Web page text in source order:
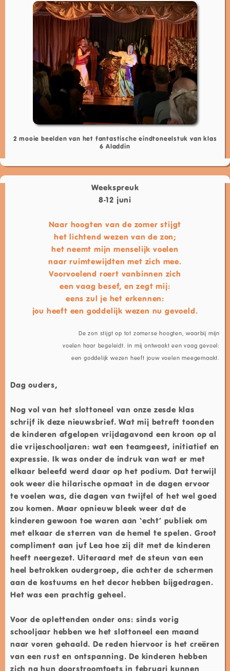
2 mooie beelden van het fantastische eindtoneelstuk van klas
6 Aladdin
Weekspreuk
8-12 juni
Naar hoogten van de zomer stijgt
het lichtend wezen van de zon;
het neemt mijn menselijk voelen
naar ruimtewijdten met zich mee.
Voorvoelend roert vanbinnen zich
een vaag besef, en zegt mij:
eens zul je het erkennen:
jou heeft een goddelijk wezen nu gevoeld.
De zon stijgt op tot zomerse hoogten, waarbij mijn
voelen haar begeleidt. In mij ontwaakt een vaag gevoel:
een goddelijk wezen heeft jouw voelen meegemaakt.
Dag ouders,
Nog vol van het slottoneel van onze zesde klas
schrijf ik deze nieuwsbrief. Wat mij betreft toonden
de kinderen afgelopen vrijdagavond een kroon op al
die vrijeschooljaren: wat een teamgeest, initiatief en
expressie. Ik was onder de indruk van wat er met
elkaar beleefd werd daar op het podium. Dat terwijl
ook weer die hilarische opmaat in de dagen ervoor
te voelen was, die dagen van twijfel of het wel goed
zou komen. Maar opnieuw bleek weer dat de
kinderen gewoon toe waren aan ‘echt’ publiek om
met elkaar de sterren van de hemel te spelen. Groot
compliment aan juf Lea hoe zij dit met de kinderen
heeft neergezet. Uiteraard met de steun van een
heel betrokken oudergroep, die achter de schermen
aan de kostuums en het decor hebben bijgedragen.
Het was een prachtig geheel.
Voor de oplettenden onder ons: sinds vorig
schooljaar hebben we het slottoneel een maand
naar voren gehaald. De reden hiervoor is het creëren
van een rust en ontspanning. De kinderen hebben
zich na hun doorstroomtoets in februari kunnen